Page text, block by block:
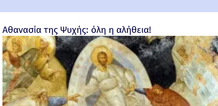
Αθανασία της Ψυχής: όλη η αλήθεια!